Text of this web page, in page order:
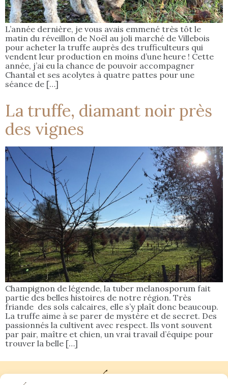
L’année dernière, je vous avais emmené très tôt le
matin du réveillon de Noël au joli marché de Villebois
pour acheter la truffe auprès des trufficulteurs qui
vendent leur production en moins d’une heure ! Cette
année, j’ai eu la chance de pouvoir accompagner
Chantal et ses acolytes à quatre pattes pour une
séance de […]
La truffe, diamant noir près
des vignes
Champignon de légende, la tuber melanosporum fait
partie des belles histoires de notre région. Très
friande des sols calcaires, elle s’y plaît donc beaucoup.
La truffe aime à se parer de mystère et de secret. Des
passionnés la cultivent avec respect. Ils vont souvent
par pair, maître et chien, un vrai travail d’équipe pour
trouver la belle […]